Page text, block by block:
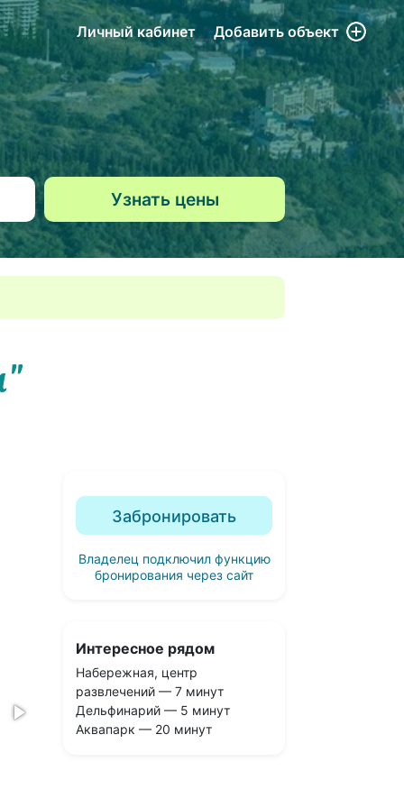
Личный кабинет Добавить объект
Забронировать
Владелец подключил функцию
бронирования через сайт
Интересное рядом
Набережная, центр
развлечений — 7 минут
Дельфинарий — 5 минут
Аквапарк — 20 минут